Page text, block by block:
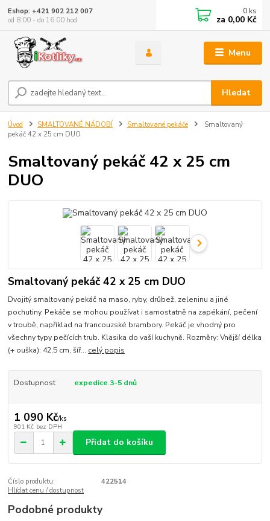
Menu
Hledat
Eshop: +421 902 212 007
od 8:00 - do 16:00 hod
0 ks
za 0,00 Kč
Úvod SMALTOVANÉ NÁDOBÍ Smaltované pekáče
Smaltovaný
pekáč 42 x 25 cm DUO
Smaltovaný pekáč 42 x 25 cm
DUO
Smaltovaný pekáč 42 x 25 cm DUO
Dvojitý smaltovaný pekáč na maso, ryby, drůbež, zeleninu a jiné
pochutiny. Pekáče se mohou používat i samostatně na zapékání, pečení
v troubě, například na francouzské brambory. Pekáč je vhodný pro
všechny typy pečících trub. Klasika do vaší kuchyně. Rozměry: Vnější délka
(+ ouška): 42,5 cm, šíř... celý popis
Dostupnost expedice 3-5 dnů
1 090 Kč/ks
901 Kč bez DPH
Přidat do košíku
Číslo produktu:
422514
Hlídat cenu / dostupnost
Podobné produkty